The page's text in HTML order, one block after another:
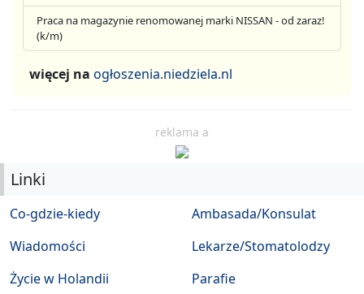
Praca na magazynie renomowanej marki NISSAN - od zaraz!
(k/m)
więcej na ogłoszenia.niedziela.nl
reklama a
Linki
Co-gdzie-kiedy
Wiadomości
Życie w Holandii
Ambasada/Konsulat
Lekarze/Stomatolodzy
Parafie